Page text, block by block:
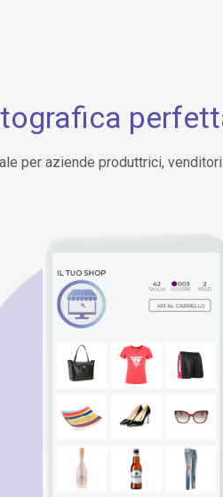
per aziende produttrici,